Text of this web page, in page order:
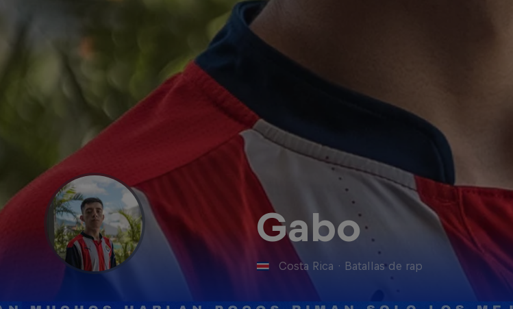
Gabo
Costa Rica · Batallas de rap